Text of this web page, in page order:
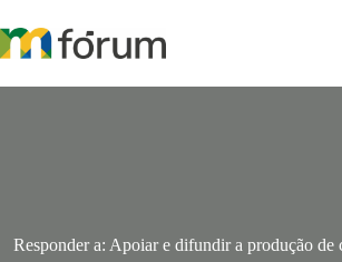
para
o
Responder a: Apoiar e difundir a produção de